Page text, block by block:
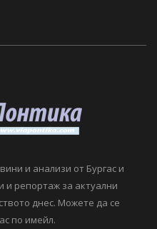
и анализи от Бургас и
и репортаж за актуални
днес. Можете да се
по имейл.